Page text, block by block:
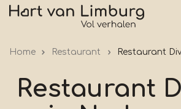
Skip
Home Restaurant Restaurant
Restaurant